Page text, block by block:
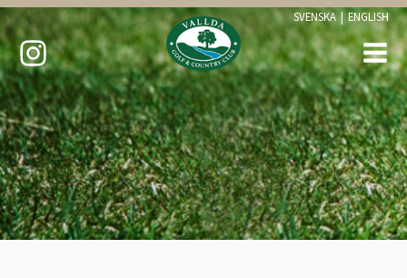
SVENSKA | ENGLISH